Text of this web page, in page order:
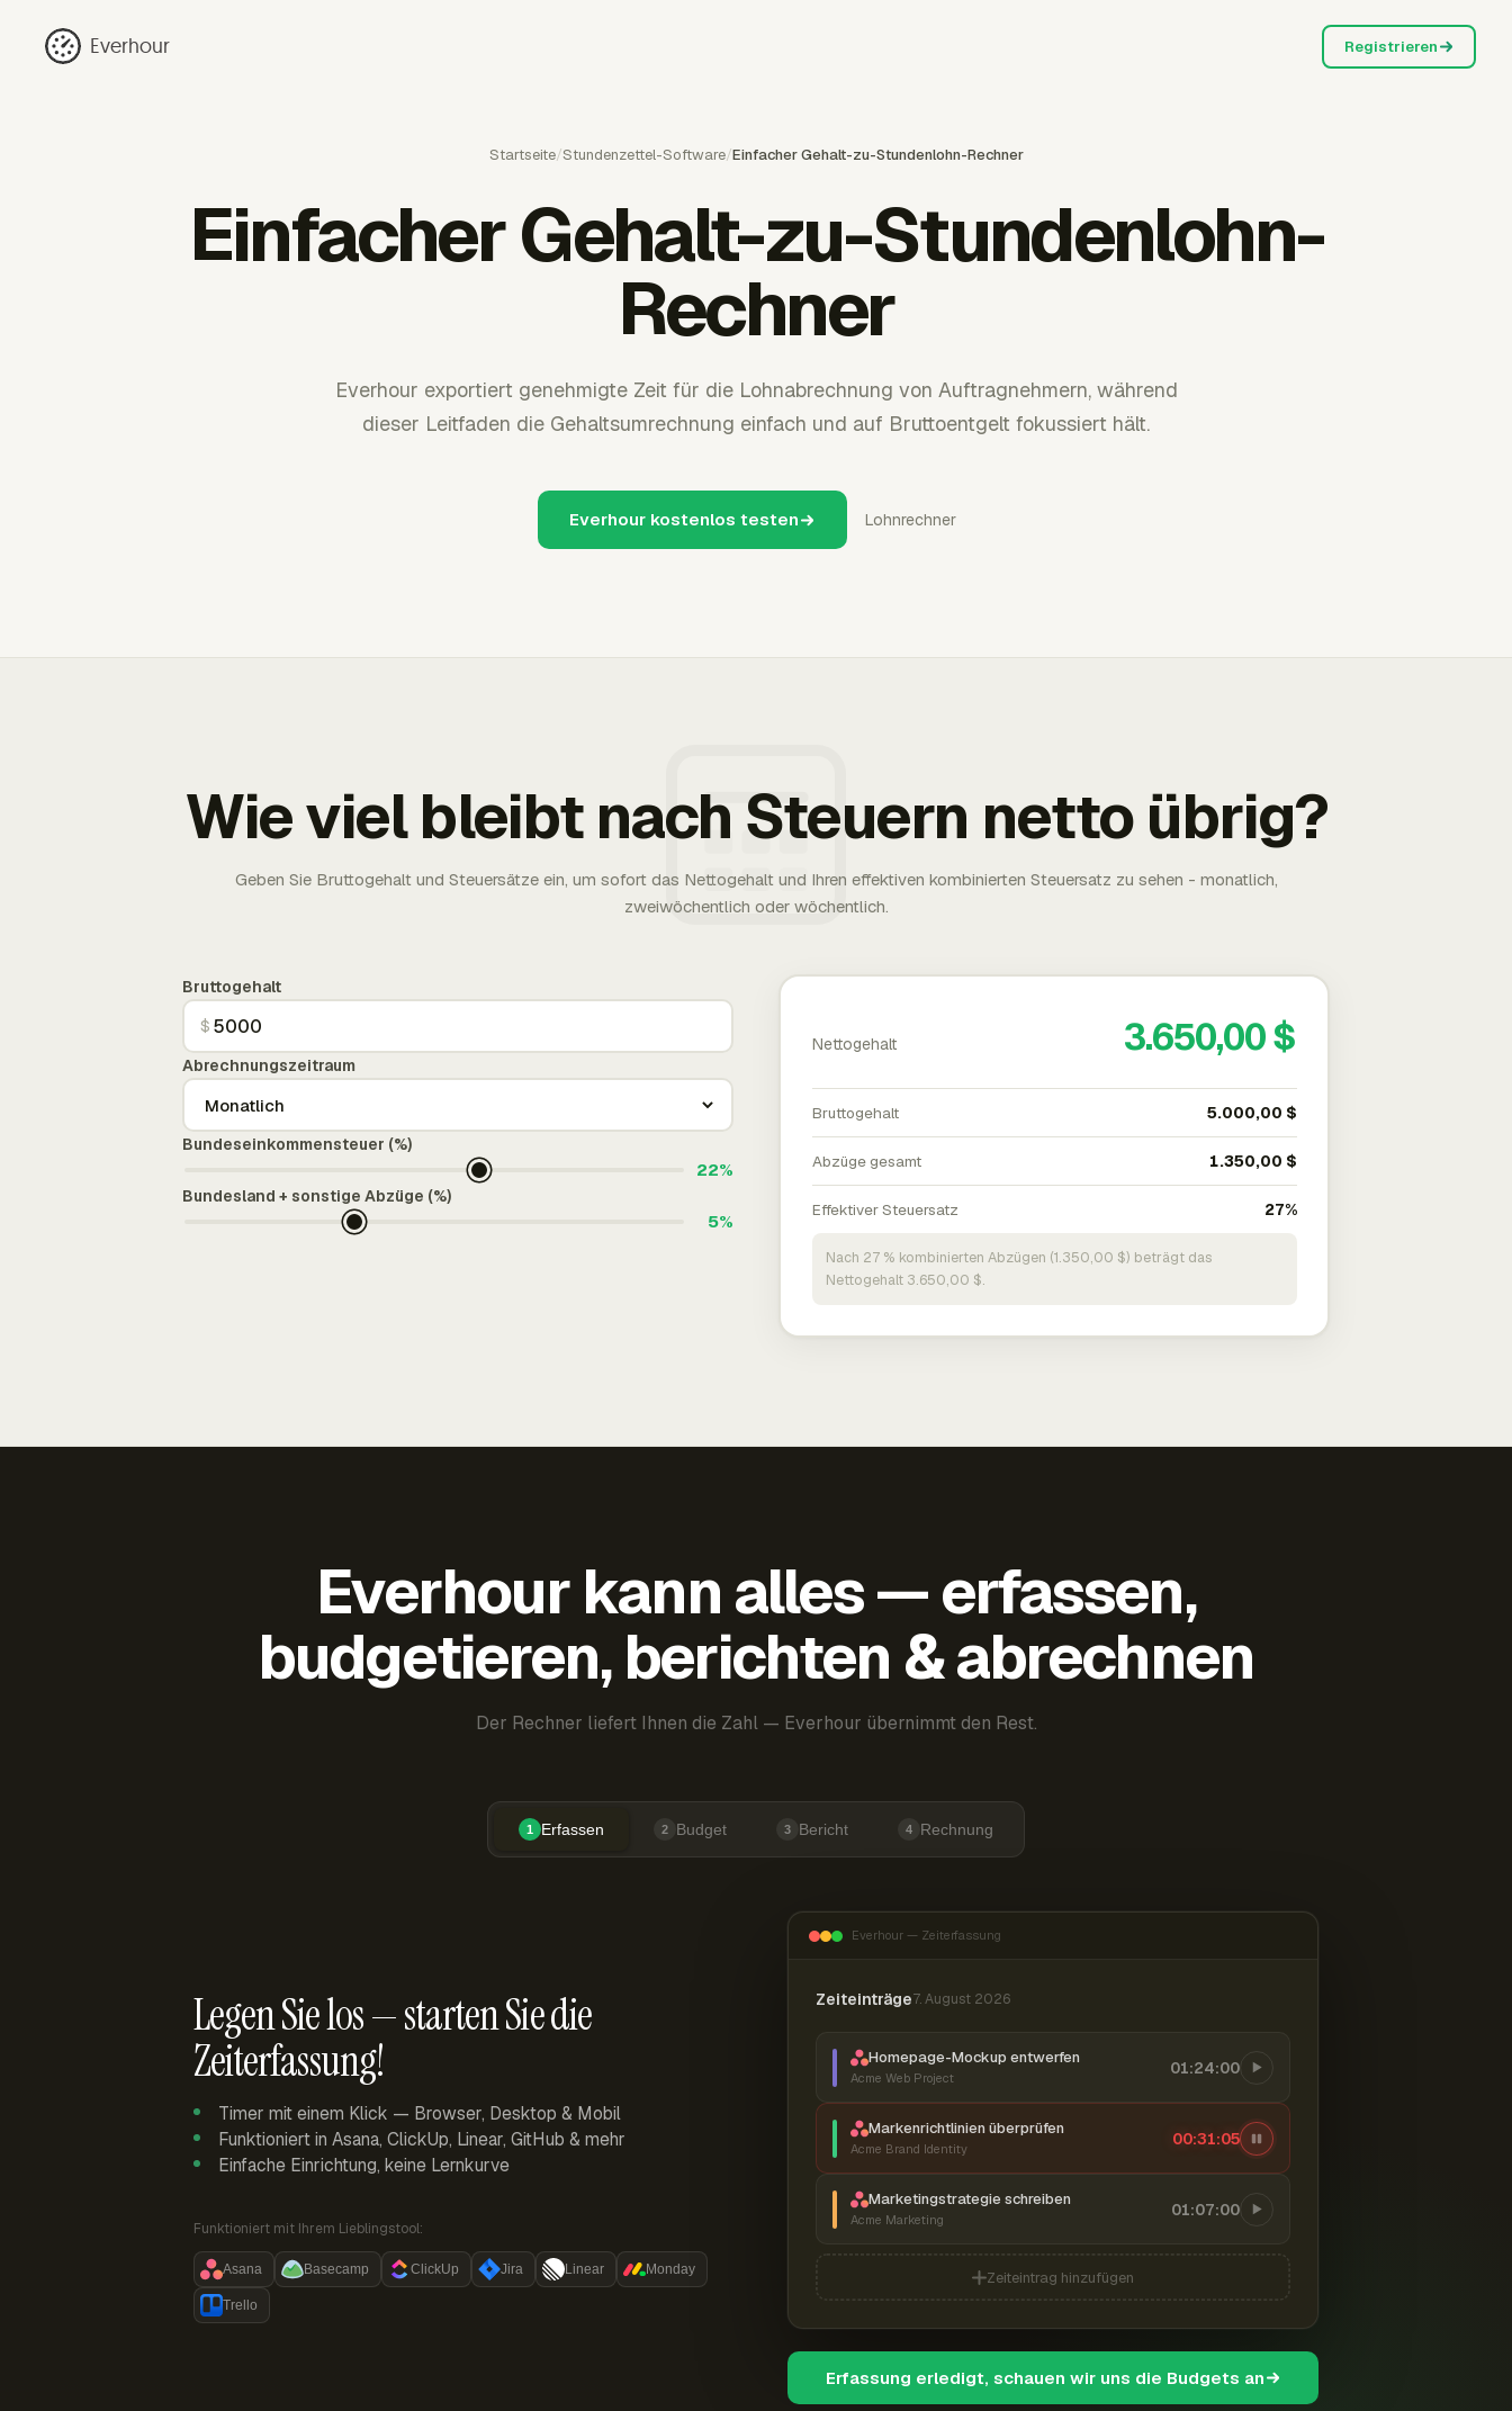
Everhour Registrieren
Startseite/Stundenzettel-Software/Einfacher Gehalt-zu-Stundenlohn-Rechner
Einfacher Gehalt-zu-Stundenlohn-
Rechner
Everhour exportiert genehmigte Zeit für die Lohnabrechnung von Auftragnehmern, während
dieser Leitfaden die Gehaltsumrechnung einfach und auf Bruttoentgelt fokussiert hält.
Everhour kostenlos testen Lohnrechner
Wie viel bleibt nach Steuern netto übrig?
Geben Sie Bruttogehalt und Steuersätze ein, um sofort das Nettogehalt und Ihren effektiven kombinierten Steuersatz zu sehen - monatlich,
zweiwöchentlich oder wöchentlich.
Bruttogehalt
$
Abrechnungszeitraum
Bundeseinkommensteuer (%)
22%
Bundesland + sonstige Abzüge (%)
5%
Nettogehalt 3.650,00 $
Bruttogehalt 5.000,00 $
Abzüge gesamt 1.350,00 $
Effektiver Steuersatz 27%
Nach 27 % kombinierten Abzügen (1.350,00 $) beträgt das
Nettogehalt 3.650,00 $.
Everhour kann alles — erfassen,
budgetieren, berichten & abrechnen
Der Rechner liefert Ihnen die Zahl — Everhour übernimmt den Rest.
1 Erfassen 2 Budget 3 Bericht 4 Rechnung
Legen Sie los — starten Sie die
Zeiterfassung!
Timer mit einem Klick — Browser, Desktop & Mobil
Funktioniert in Asana, ClickUp, Linear, GitHub & mehr
Einfache Einrichtung, keine Lernkurve
Funktioniert mit Ihrem Lieblingstool:
Asana Basecamp ClickUp Jira Linear Monday
Trello
Everhour — Zeiterfassung
Zeiteinträge7. August 2026
Homepage-Mockup entwerfen
Acme Web Project
01:24:00
Markenrichtlinien überprüfen
Acme Brand Identity
00:31:06
Marketingstrategie schreiben
Acme Marketing
01:07:00
Zeiteintrag hinzufügen
Erfassung erledigt, schauen wir uns die Budgets an